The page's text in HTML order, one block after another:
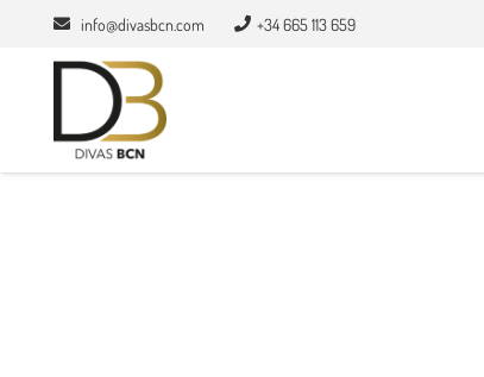
info@divasbcn.com +34 665 113 659